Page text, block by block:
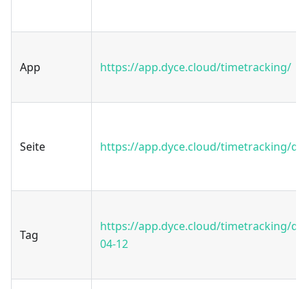
App https://app.dyce.cloud/timetracking/
Seite https://app.dyce.cloud/timetracking/
Tag
https://app.dyce.cloud/timetracking/
04-12